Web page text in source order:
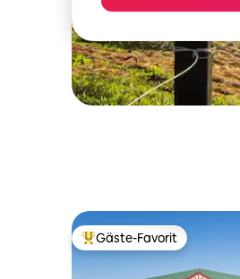
Beliebter Gäste-Favorit.
Gäste-Favorit